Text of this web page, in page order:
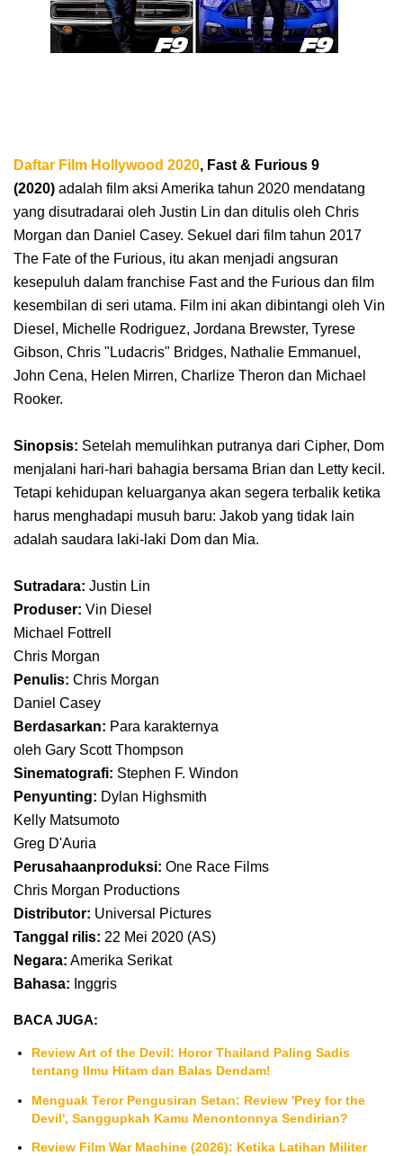
Daftar Film Hollywood 2020, Fast & Furious 9
(2020) adalah film aksi Amerika tahun 2020 mendatang
yang disutradarai oleh Justin Lin dan ditulis oleh Chris
Morgan dan Daniel Casey. Sekuel dari film tahun 2017
The Fate of the Furious, itu akan menjadi angsuran
kesepuluh dalam franchise Fast and the Furious dan film
kesembilan di seri utama. Film ini akan dibintangi oleh Vin
Diesel, Michelle Rodriguez, Jordana Brewster, Tyrese
Gibson, Chris "Ludacris" Bridges, Nathalie Emmanuel,
John Cena, Helen Mirren, Charlize Theron dan Michael
Rooker.
Sinopsis: Setelah memulihkan putranya dari Cipher, Dom
menjalani hari-hari bahagia bersama Brian dan Letty kecil.
Tetapi kehidupan keluarganya akan segera terbalik ketika
harus menghadapi musuh baru: Jakob yang tidak lain
adalah saudara laki-laki Dom dan Mia.
Sutradara: Justin Lin
Produser: Vin Diesel
Michael Fottrell
Chris Morgan
Penulis: Chris Morgan
Daniel Casey
Berdasarkan: Para karakternya
oleh Gary Scott Thompson
Sinematografi: Stephen F. Windon
Penyunting: Dylan Highsmith
Kelly Matsumoto
Greg D'Auria
Perusahaanproduksi: One Race Films
Chris Morgan Productions
Distributor: Universal Pictures
Tanggal rilis: 22 Mei 2020 (AS)
Negara: Amerika Serikat
Bahasa: Inggris
BACA JUGA:
Review Art of the Devil: Horor Thailand Paling Sadis
tentang Ilmu Hitam dan Balas Dendam!
Menguak Teror Pengusiran Setan: Review 'Prey for the
Devil', Sanggupkah Kamu Menontonnya Sendirian?
Review Film War Machine (2026): Ketika Latihan Militer